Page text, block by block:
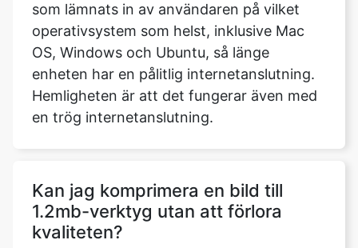
enheten har en pålitlig internetanslutning.
Hemligheten är att det fungerar även med
en trög internetanslutning.
Kan jag komprimera en bild till
Genom att använda verktyget komprimera
bilden till 1.8kb kan du minimera storleken